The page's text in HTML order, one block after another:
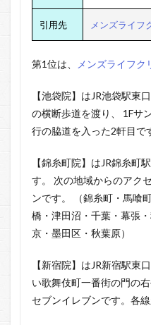
引用先 メンズライフ
第1位は、 メンズライフク
【池袋院】はJR池袋駅東
の横断歩道を渡り、 1Fサ
行の脇道を入った2軒目で
【錦糸町院】はJR錦糸町
す。 次の地域からのアク
ンです。 （錦糸町・馬喰
橋・津田沼・千葉・幕張
京・墨田区・秋葉原）
【新宿院】はJR新宿駅東
い歌舞伎町一番街の門の
セブンイレブンです。各